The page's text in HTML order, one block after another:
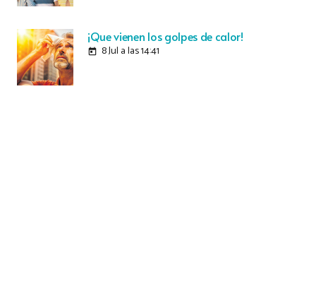
¡Que vienen los golpes de calor!
today 8 Jul a las 14:41